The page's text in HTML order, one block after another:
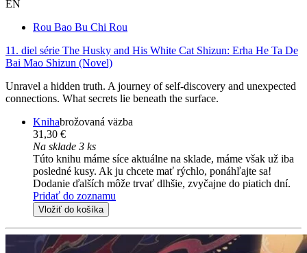
EN
Rou Bao Bu Chi Rou
11. diel série The Husky and His White Cat Shizun: Erha He Ta De
Bai Mao Shizun (Novel)
Unravel a hidden truth. A journey of self-discovery and unexpected
connections. What secrets lie beneath the surface.
Knihabrožovaná väzba
31,30 €
Na sklade 3 ks
Túto knihu máme síce aktuálne na sklade, máme však už iba
posledné kusy. Ak ju chcete mať rýchlo, ponáhľajte sa!
Dodanie ďalších môže trvať dlhšie, zvyčajne do piatich dní.
Pridať do zoznamu
Vložiť do košíka